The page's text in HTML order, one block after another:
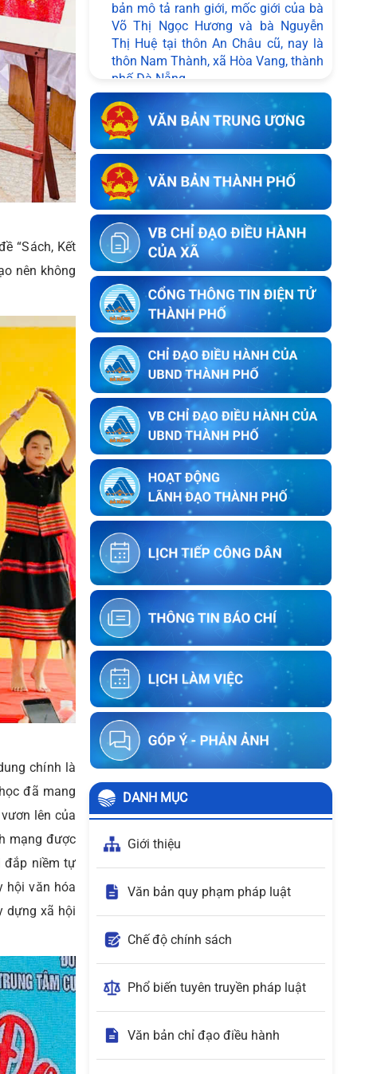
“Sách, Kết
nên không
chính là
đã mang
lên của
mạng được
đắp niềm tự
hội văn hóa
dựng xã hội
bản mô tả ranh giới, mốc giới của bà
Võ Thị Ngọc Hương và bà Nguyễn
Thị Huệ tại thôn An Châu cũ, nay là
thôn Nam Thành, xã Hòa Vang, thành
phố Đà Nẵng
Thông báo về việc kết thúc niêm yết
ký xác nhận ranh giới, mốc giới thửa
đất của người sử dụng đất liền kề với
ông Lê Trung Lý
Thông báo về việc kết thúc niêm yết
ký xác nhận ranh giới, mốc giới thửa
đất của người sử dụng đất liền kề với
ông Nguyễn Bông
Thông báo về việc kết thúc niêm yết
ký xác nhận ranh giới, mốc giới của
người sử dụng đất liền kề với bà Trần
Thị Huyền Trang
Thông báo về việc kết thúc niêm yết
ký xác nhận ranh giới, mốc giới của
người sử dụng đất liền kề với ông
Trần Hữu Phúc
Thông báo về việc kết thúc niêm yết
ký xác nhận ranh giới, mốc giới thửa
đất của người sử dụng đất liền kề với
ông Lưu Ngọc Biển
Thông báo về việc kết thúc niêm yết
ký xác nhận ranh giới, mốc giới thửa
đất của người sử dụng đất liền kề với
ông Lê Thái Sơn
Thông báo về việc kết thúc niêm yết
ký xác nhận ranh giới, mốc giới thửa
đất của người sử dụng đất liền kề với
ông Đặng Minh Phương
DANH MỤC
Giới thiệu
Văn bản quy phạm pháp luật
Chế độ chính sách
Phổ biến tuyên truyền pháp luật
Văn bản chỉ đạo điều hành